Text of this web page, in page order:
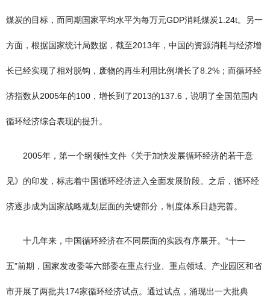
煤炭的目标，而同期国家平均水平为每万元GDP消耗煤炭1.24t。另一
方面，根据国家统计局数据，截至2013年，中国的资源消耗与经济增
长已经实现了相对脱钩，废物的再生利用比例增长了8.2%；而循环经
济指数从2005年的100，增长到了2013的137.6，说明了全国范围内
循环经济综合表现的提升。
2005年，第一个纲领性文件《关于加快发展循环经济的若干意
见》的印发，标志着中国循环经济进入全面发展阶段。之后，循环经
济逐步成为国家战略规划层面的关键部分，制度体系日趋完善。
十几年来，中国循环经济在不同层面的实践有序展开。“十一
五”前期，国家发改委等六部委在重点行业、重点领域、产业园区和省
市开展了两批共174家循环经济试点。通过试点，涌现出一大批典